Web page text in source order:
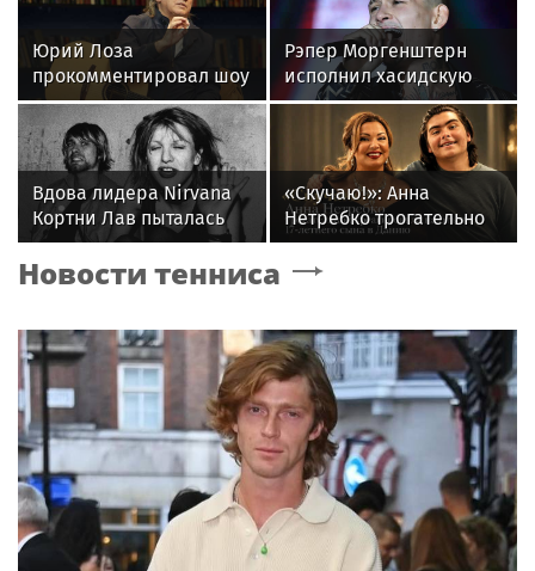
Юрий Лоза
прокомментировал шоу
Димы Билана словами
«понты дороже денег»
Рэпер Моргенштерн
исполнил хасидскую
молитву на концерте в
Вдова лидера Nirvana
Кортни Лав пыталась
забрать все материалы
дела Кобейна
«Скучаю!»: Анна
Нетребко трогательно
отреагировала на
отъезд 17-летнего сына
Новости тенниса